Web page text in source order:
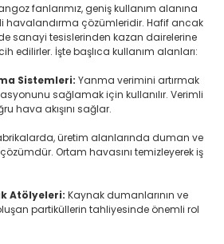
fanlarımız, geniş kullanım alanına
havalandırma çözümleridir. Hafif ancak
sanayi tesislerinden kazan dairelerine
edilirler. İşte başlıca kullanım alanları:
Sistemleri: Yanma verimini artırmak
sağlamak için kullanılır. Verimli
hava akışını sağlar.
üretim alanlarında duman ve
Ortam havasını temizleyerek iş
Atölyeleri: Kaynak dumanlarının ve
partiküllerin tahliyesinde önemli rol